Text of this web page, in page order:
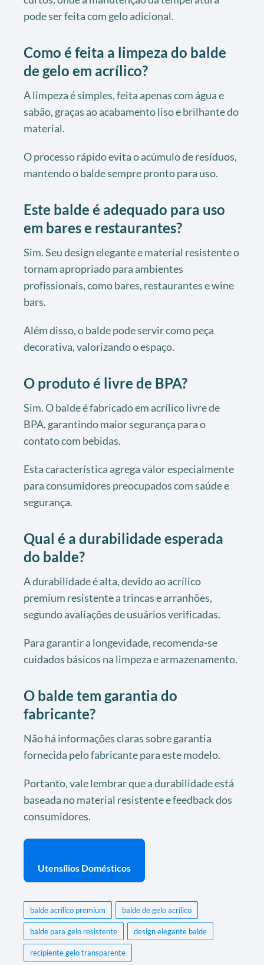
pode ser feita com gelo adicional.
Como é feita a limpeza do balde
de gelo em acrílico?
A limpeza é simples, feita apenas com água e
sabão, graças ao acabamento liso e brilhante do
material.
O processo rápido evita o acúmulo de resíduos,
mantendo o balde sempre pronto para uso.
Este balde é adequado para uso
em bares e restaurantes?
Sim. Seu design elegante e material resistente o
tornam apropriado para ambientes
profissionais, como bares, restaurantes e wine
bars.
Além disso, o balde pode servir como peça
decorativa, valorizando o espaço.
O produto é livre de BPA?
Sim. O balde é fabricado em acrílico livre de
BPA, garantindo maior segurança para o
contato com bebidas.
Esta característica agrega valor especialmente
para consumidores preocupados com saúde e
segurança.
Qual é a durabilidade esperada
do balde?
A durabilidade é alta, devido ao acrílico
premium resistente a trincas e arranhões,
segundo avaliações de usuários verificadas.
Para garantir a longevidade, recomenda-se
cuidados básicos na limpeza e armazenamento.
O balde tem garantia do
fabricante?
Não há informações claras sobre garantia
fornecida pelo fabricante para este modelo.
Portanto, vale lembrar que a durabilidade está
baseada no material resistente e feedback dos
consumidores.
Utensílios Domésticos
balde acrílico premium balde de gelo acrílico
balde para gelo resistente design elegante balde
recipiente gelo transparente